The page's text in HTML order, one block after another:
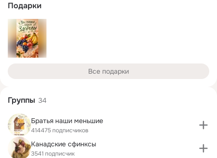
Подарки
Все подарки
Группы 34
Братья наши меньшие
414475 подписчиков
Канадские сфинксы
3541 подписчик